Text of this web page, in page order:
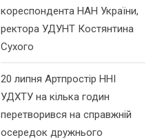
кореспондента НАН України,
ректора УДУНТ Костянтина
Сухого
20 липня Артпростір ННІ
УДХТУ на кілька годин
перетворився на справжній
осередок дружнього